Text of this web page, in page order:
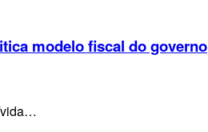
modelo fiscal do governo